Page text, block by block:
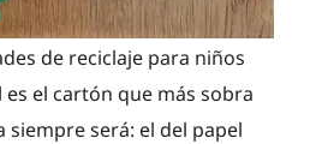
de reciclaje para niños
el cartón que más sobra
siempre será: el del papel